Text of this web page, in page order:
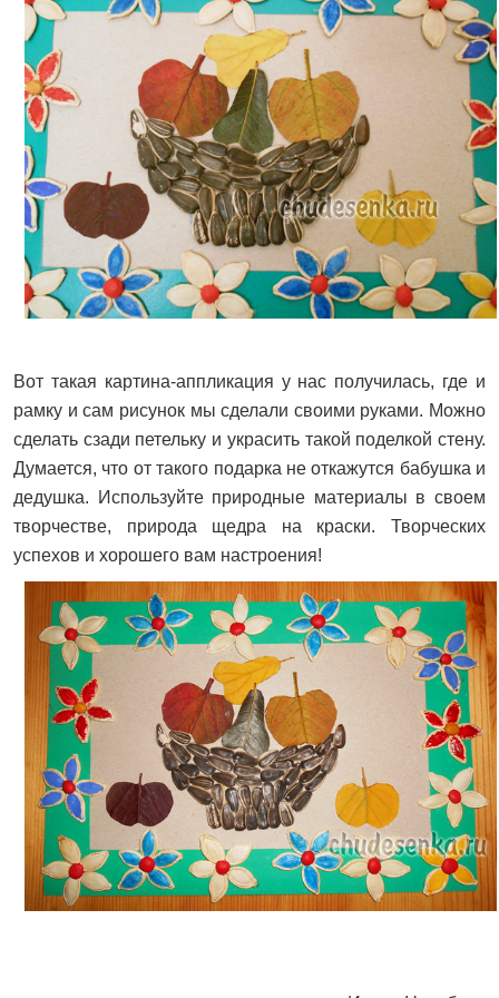
Вот такая картина-аппликация у нас получилась, где и
рамку и сам рисунок мы сделали своими руками. Можно
сделать сзади петельку и украсить такой поделкой стену.
Думается, что от такого подарка не откажутся бабушка и
дедушка. Используйте природные материалы в своем
творчестве, природа щедра на краски. Творческих
успехов и хорошего вам настроения!